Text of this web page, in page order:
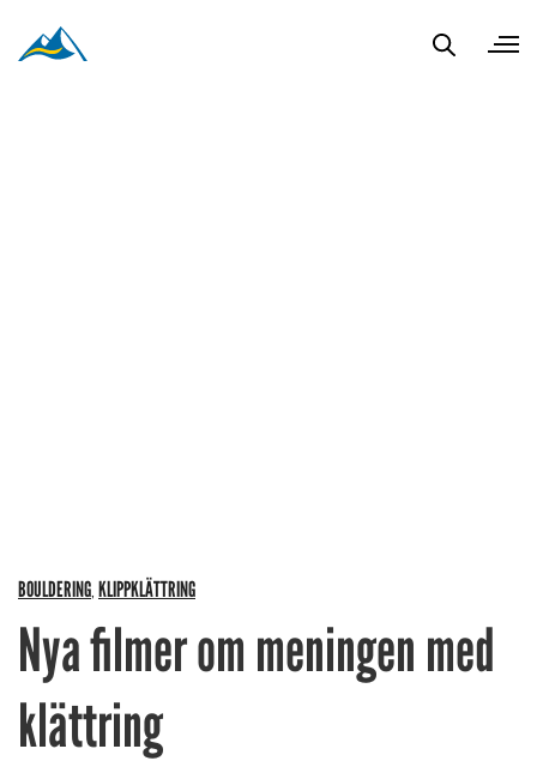
BOULDERING, KLIPPKLÄTTRING
Nya filmer om meningen med
klättring